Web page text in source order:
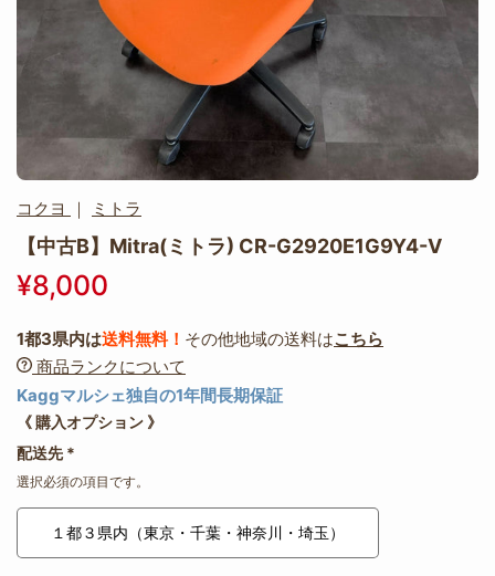
コクヨ ｜ ミトラ
【中古B】Mitra(ミトラ) CR-G2920E1G9Y4-V
¥8,000
1都3県内は送料無料！ その他地域の送料はこちら
商品ランクについて
Kaggマルシェ独自の1年間長期保証
《 購入オプション 》
配送先*
選択必須の項目です。
１都３県内（東京・千葉・神奈川・埼玉）